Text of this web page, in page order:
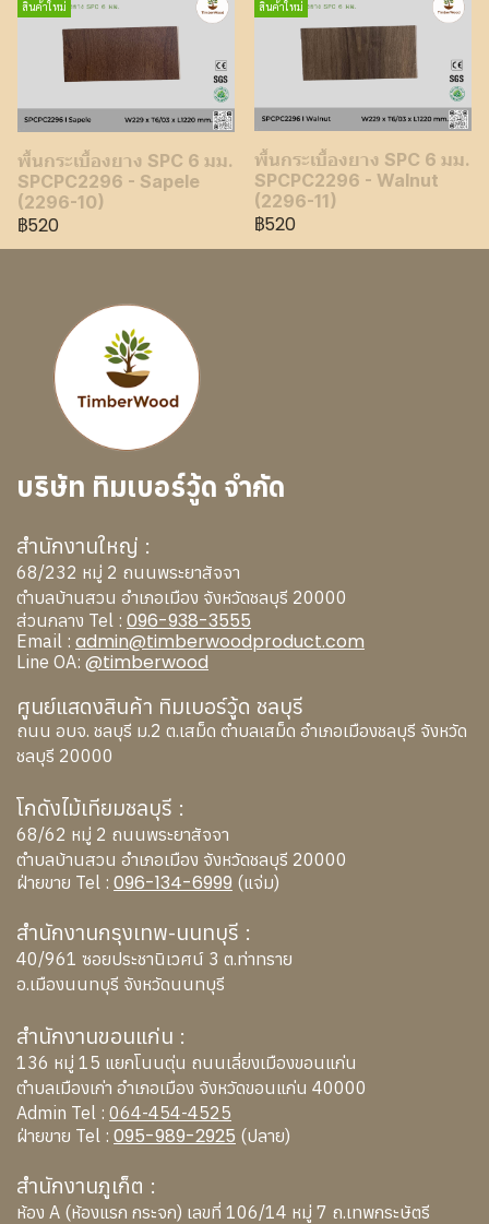
สินค้าใหม่
พื้นกระเบื้องยาง SPC 6 มม.
SPCPC2296 - Sapele
(2296-10)
฿520
สินค้าใหม่
พื้นกระเบื้องยาง SPC 6 มม.
SPCPC2296 - Walnut
(2296-11)
฿520
บริษัท ทิมเบอร์วู้ด จำกัด
สำนักงานใหญ่ :
68/232 หมู่ 2 ถนนพระยาสัจจา
ตำบลบ้านสวน อำเภอเมือง จังหวัดชลบุรี 20000
ส่วนกลาง Tel : 096-938-3555
Email : admin@timberwoodproduct.com
Line OA: @timberwood
ศูนย์แสดงสินค้า ทิมเบอร์วู้ด ชลบุรี
ถนน อบจ. ชลบุรี ม.2 ต.เสม็ด ตำบลเสม็ด อำเภอเมืองชลบุรี จังหวัด
ชลบุรี 20000
โกดังไม้เทียมชลบุรี :
68/62 หมู่ 2 ถนนพระยาสัจจา
ตำบลบ้านสวน อำเภอเมือง จังหวัดชลบุรี 20000
ฝ่ายขาย Tel : 096-134-6999 (แจ่ม)
สำนักงานกรุงเทพ-นนทบุรี :
40/961 ซอยประชานิเวศน์ 3 ต.ท่าทราย
อ.เมืองนนทบุรี จังหวัดนนทบุรี
สำนักงานขอนแก่น :
136 หมู่ 15 แยกโนนตุ่น ถนนเลี่ยงเมืองขอนแก่น
ตำบลเมืองเก่า อำเภอเมือง จังหวัดขอนแก่น 40000
Admin Tel : 064-454-4525
ฝ่ายขาย Tel : 095-989-2925 (ปลาย)
สำนักงานภูเก็ต :
ห้อง A (ห้องแรก กระจก) เลขที่ 106/14 หมู่ 7 ถ.เทพกระษัตรี